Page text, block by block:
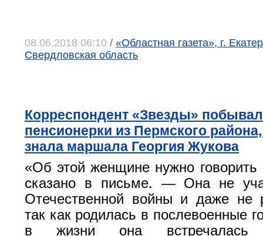
08.06.2018 06:10 / «Областная газета», г.
Свердловская область
Корреспондент «Звезды»
пенсионерки из Пермского
знала маршала Георгия Жукова
«Об этой женщине нужно
сказано в письме. — Она не
Отечественной войны и даже не
так как родилась в послевоенные
в жизни она встречалась